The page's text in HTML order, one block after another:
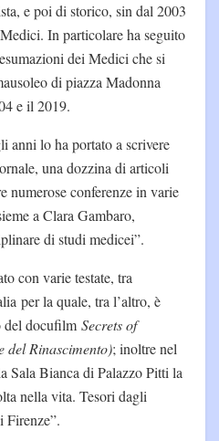
e poi di storico, sin dal 2003
In particolare ha seguito
dei Medici che si
di piazza Madonna
e il 2019.
anni lo ha portato a scrivere
una dozzina di articoli
numerose conferenze in varie
a Clara Gambaro,
di studi medicei”.
con varie testate, tra
per la quale, tra l’altro, è
del docufilm Secrets of
del Rinascimento); inoltre nel
Sala Bianca di Palazzo Pitti la
nella vita. Tesori dagli
Firenze”.